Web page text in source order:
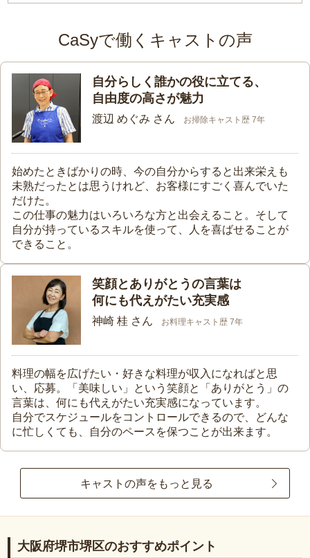
CaSyで働くキャストの声
自分らしく誰かの役に立てる、
自由度の高さが魅力
渡辺 めぐみ さん お掃除キャスト歴 7年
始めたときばかりの時、今の自分からすると出来栄えも
未熟だったとは思うけれど、お客様にすごく喜んでいた
だけた。
この仕事の魅力はいろいろな方と出会えること。そして
自分が持っているスキルを使って、人を喜ばせることが
できること。
笑顔とありがとうの言葉は
何にも代えがたい充実感
神崎 桂 さん お料理キャスト歴 7年
料理の幅を広げたい・好きな料理が収入になればと思
い、応募。「美味しい」という笑顔と「ありがとう」の
言葉は、何にも代えがたい充実感になっています。
自分でスケジュールをコントロールできるので、どんな
に忙しくても、自分のペースを保つことが出来ます。
キャストの声をもっと見る
大阪府堺市堺区のおすすめポイント